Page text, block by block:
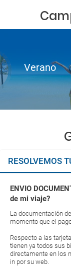
Verano
RESOLVEMOS
ENVIO
de mi viaje?
La documentación
momento que el
Respecto a las
tienen ya todos sus
directamente en los
in por su web.